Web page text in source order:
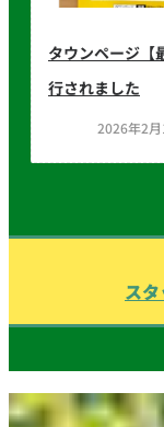
タウンページ【
行されました
2026年2月
ス